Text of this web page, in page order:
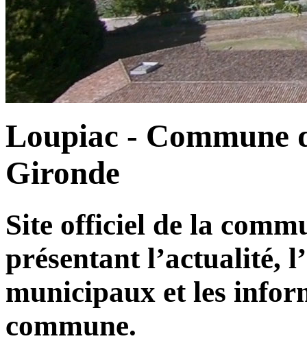
Loupiac - Commune
Gironde
Site officiel de la
présentant l’actualité,
municipaux et les
commune.